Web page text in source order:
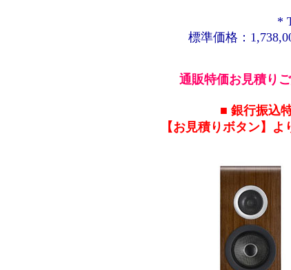
*
標準価格：
通販特価お見積り
■ 銀行振込
【お見積りボタン】